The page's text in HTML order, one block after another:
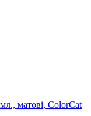
матові, ColorСat